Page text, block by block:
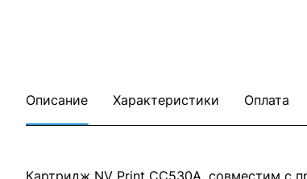
Описание Характеристики Оплата
Картридж NV Print CC530A. совместим с